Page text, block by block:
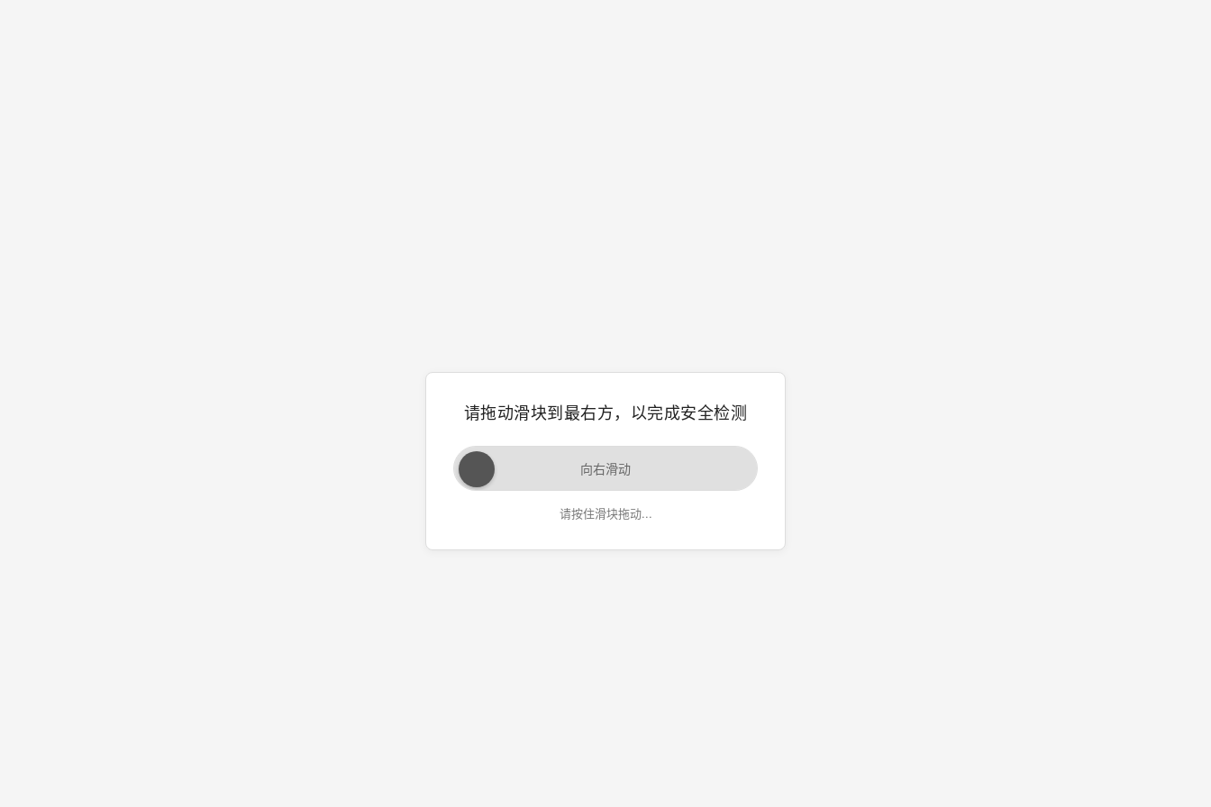
请拖动滑块到最右方，以完成安全检测
向右滑动
请按住滑块拖动...